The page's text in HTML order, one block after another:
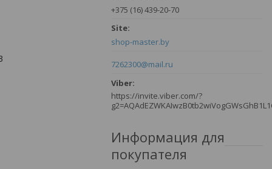
+375 (16) 439-20-70
shop-master.by
7262300@mail.ru
https://invite.viber.com/?
Информация для
покупателя